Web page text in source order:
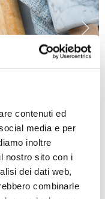
contenuti ed
media e per
inoltre
nostro sito con i
dei dati web,
combinarle
duro, uova,